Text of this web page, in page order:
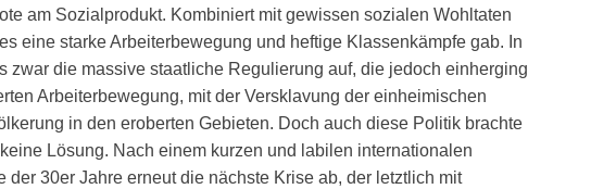
am Sozialprodukt. Kombiniert mit gewissen sozialen Wohltaten
eine starke Arbeiterbewegung und heftige Klassenkämpfe gab. In
zwar die massive staatliche Regulierung auf, die jedoch einherging
Arbeiterbewegung, mit der Versklavung der einheimischen
in den eroberten Gebieten. Doch auch diese Politik brachte
Lösung. Nach einem kurzen und labilen internationalen
30er Jahre erneut die nächste Krise ab, der letztlich mit